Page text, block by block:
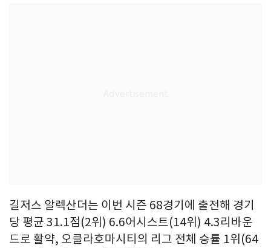
길저스 알렉산더는 이번 시즌 68경기에 출전해 경기
당 평균 31.1점(2위) 6.6어시스트(14위) 4.3리바운
드로 활약, 오클라호마시티의 리그 전체 승률 1위(64